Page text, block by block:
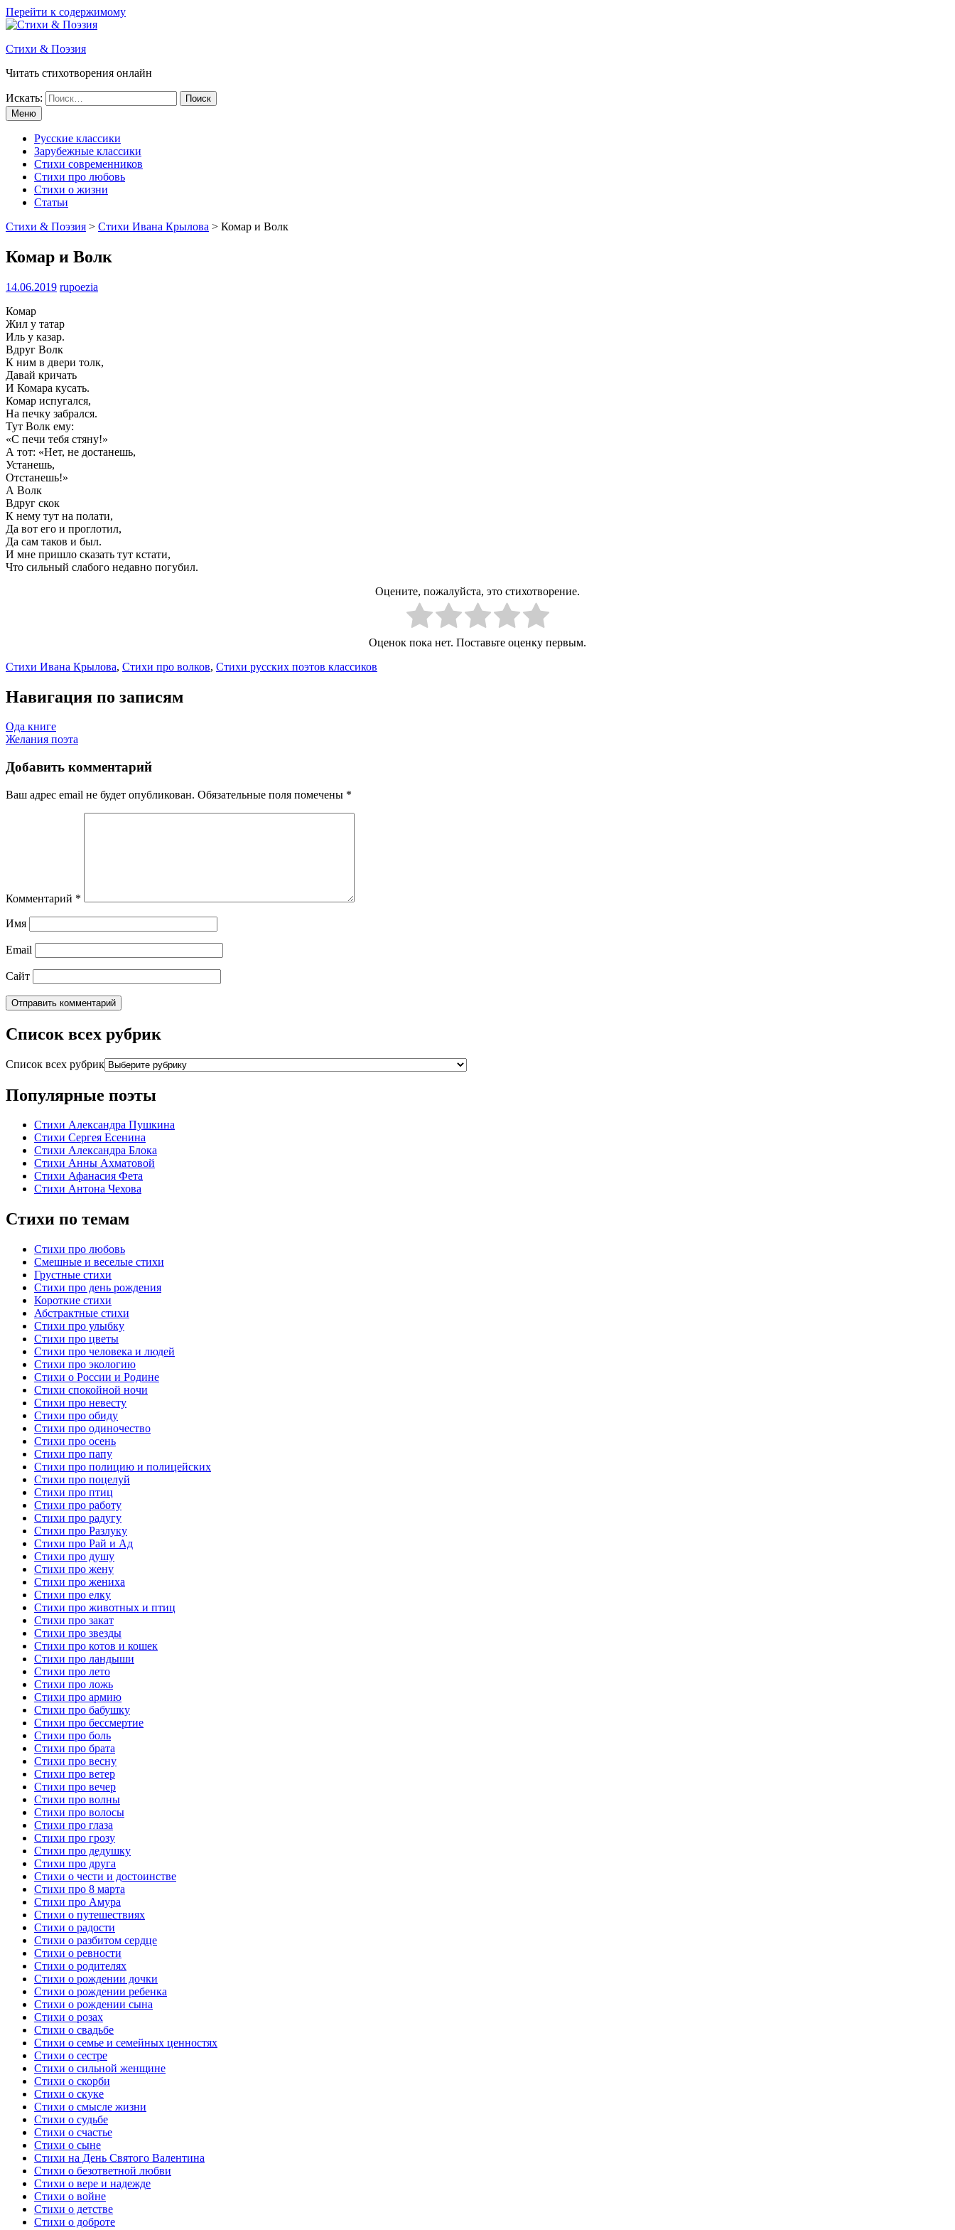
Перейти к содержимому
Стихи & Поэзия
Читать стихотворения онлайн
Искать:
Меню
Русские классики
Зарубежные классики
Стихи современников
Стихи про любовь
Стихи о жизни
Статьи
Стихи & Поэзия > Стихи Ивана Крылова > Комар и Волк
Комар и Волк
14.06.2019 rupoezia
Комар
Жил у татар
Иль у казар.
Вдруг Волк
К ним в двери толк,
Давай кричать
И Комара кусать.
Комар испугался,
На печку забрался.
Тут Волк ему:
«С печи тебя стяну!»
А тот: «Нет, не достанешь,
Устанешь,
Отстанешь!»
А Волк
Вдруг скок
К нему тут на полати,
Да вот его и проглотил,
Да сам таков и был.
И мне пришло сказать тут кстати,
Что сильный слабого недавно погубил.
Оцените, пожалуйста, это стихотворение.
Оценок пока нет. Поставьте оценку первым.
Стихи Ивана Крылова, Стихи про волков, Стихи русских поэтов классиков
Навигация по записям
Ода книге
Желания поэта
Добавить комментарий
Ваш адрес email не будет опубликован. Обязательные поля помечены *
Комментарий *
Имя
Email
Сайт
Список всех рубрик
Список всех рубрик
Популярные поэты
Стихи Александра Пушкина
Стихи Сергея Есенина
Стихи Александра Блока
Стихи Анны Ахматовой
Стихи Афанасия Фета
Стихи Антона Чехова
Стихи по темам
Стихи про любовь
Смешные и веселые стихи
Грустные стихи
Стихи про день рождения
Короткие стихи
Абстрактные стихи
Стихи про улыбку
Стихи про цветы
Стихи про человека и людей
Стихи про экологию
Стихи о России и Родине
Стихи спокойной ночи
Стихи про невесту
Стихи про обиду
Стихи про одиночество
Стихи про осень
Стихи про папу
Стихи про полицию и полицейских
Стихи про поцелуй
Стихи про птиц
Стихи про работу
Стихи про радугу
Стихи про Разлуку
Стихи про Рай и Ад
Стихи про душу
Стихи про жену
Стихи про жениха
Стихи про елку
Стихи про животных и птиц
Стихи про закат
Стихи про звезды
Стихи про котов и кошек
Стихи про ландыши
Стихи про лето
Стихи про ложь
Стихи про армию
Стихи про бабушку
Стихи про бессмертие
Стихи про боль
Стихи про брата
Стихи про весну
Стихи про ветер
Стихи про вечер
Стихи про волны
Стихи про волосы
Стихи про глаза
Стихи про грозу
Стихи про дедушку
Стихи про друга
Стихи о чести и достоинстве
Стихи про 8 марта
Стихи про Амура
Стихи о путешествиях
Стихи о радости
Стихи о разбитом сердце
Стихи о ревности
Стихи о родителях
Стихи о рождении дочки
Стихи о рождении ребенка
Стихи о рождении сына
Стихи о розах
Стихи о свадьбе
Стихи о семье и семейных ценностях
Стихи о сестре
Стихи о сильной женщине
Стихи о скорби
Стихи о скуке
Стихи о смысле жизни
Стихи о судьбе
Стихи о счастье
Стихи о сыне
Стихи на День Святого Валентина
Стихи о безответной любви
Стихи о вере и надежде
Стихи о войне
Стихи о детстве
Стихи о доброте